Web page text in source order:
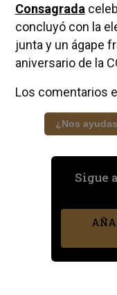
Consagrada
concluyó con la
junta y un ágape
aniversario de la
Los comentarios
¿Nos
Sigue